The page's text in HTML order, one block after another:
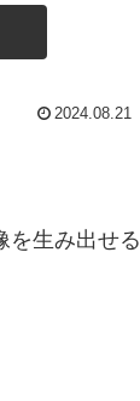
2024.08.21
を生み出せる